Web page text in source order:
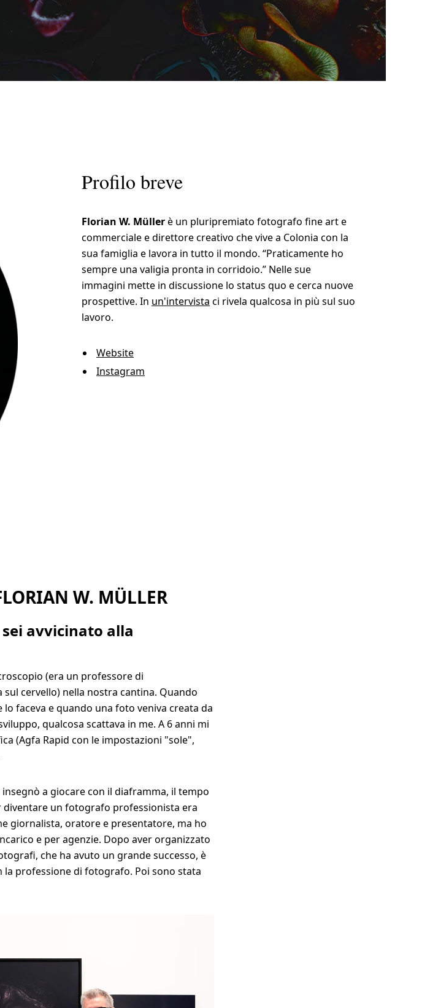
Profilo breve
Florian W. Müllerè un pluripremiato fotografo fine art e
commerciale e direttore creativo che vive a Colonia con la
sua famiglia e lavora in tutto il mondo. “Praticamente ho
sempre una valigia pronta in corridoio.” Nelle sue
immagini mette in discussione lo status quo e cerca nuove
prospettive. In un'intervista ci rivela qualcosa in più sul suo
lavoro.
Website
Instagram
W. MÜLLER
avvicinato alla
(era un professore di
cervello) nella nostra cantina. Quando
faceva e quando una foto veniva creata da
qualcosa scattava in me. A 6 anni mi
(Agfa Rapid con le impostazioni "sole",
a giocare con il diaframma, il tempo
diventare un fotografo professionista era
giornalista, oratore e presentatore, ma ho
e per agenzie. Dopo aver organizzato
che ha avuto un grande successo, è
professione di fotografo. Poi sono stata